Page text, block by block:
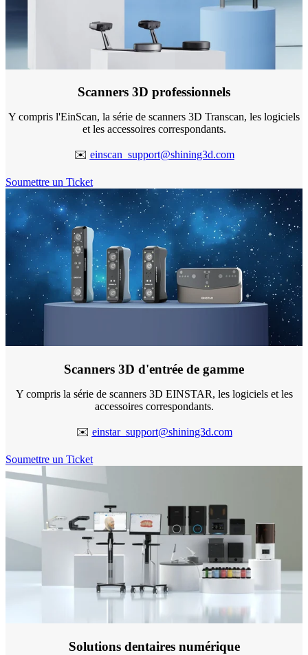
MetiSmile
e-Motion
Unités de post-traitement
FabWash
FabCure 2
Voir toutes nos solutions dentaires
Réserver une démonstration
Scanners 3D professionnels
Y compris l'EinScan, la série de scanners 3D Transcan, les logiciels
et les accessoires correspondants.
✉️ einscan_support@shining3d.com
Soumettre un Ticket
Scanners 3D d'entrée de gamme
Y compris la série de scanners 3D EINSTAR, les logiciels et les
accessoires correspondants.
✉️ einstar_support@shining3d.com
Soumettre un Ticket
Solutions dentaires numérique